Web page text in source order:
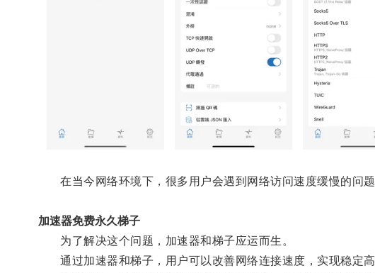
在当今网络环境下，很多用户会遇到网络访问速度缓慢的问题
加速器免费永久梯子
为了解决这个问题，加速器和梯子应运而生。
通过加速器和梯子，用户可以改善网络连接速度，实现稳定高